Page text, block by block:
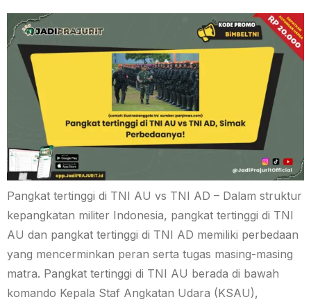
Pangkat tertinggi di TNI AU vs TNI AD – Dalam struktur
kepangkatan militer Indonesia, pangkat tertinggi di TNI
AU dan pangkat tertinggi di TNI AD memiliki perbedaan
yang mencerminkan peran serta tugas masing-masing
matra. Pangkat tertinggi di TNI AU berada di bawah
komando Kepala Staf Angkatan Udara (KSAU),